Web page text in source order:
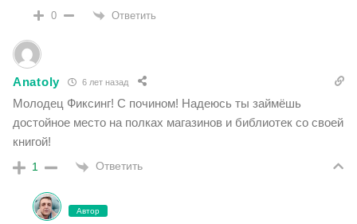
0 Ответить
Anatoly 6 лет назад
Молодец Фиксинг! С почином! Надеюсь ты займёшь
достойное место на полках магазинов и библиотек со своей
книгой!
1 Ответить
Автор